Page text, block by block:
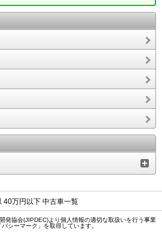
40万円以下 中古車一覧
発協会(JIPDEC)より個人情報の適切な取扱いを行う事業
シーマーク」を取得しています。